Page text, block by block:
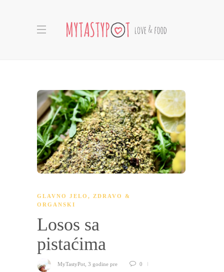
GLAVNO JELO , ZDRAVO &
ORGANSKI
Losos sa
pistaćima
MyTastyPot, 3 godine pre 0